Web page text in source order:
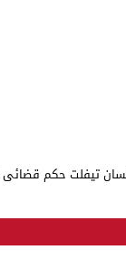
تيفلت حكم قضائي